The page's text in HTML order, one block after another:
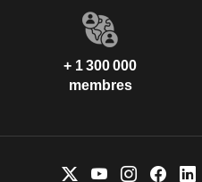
+ 1 300 000
membres